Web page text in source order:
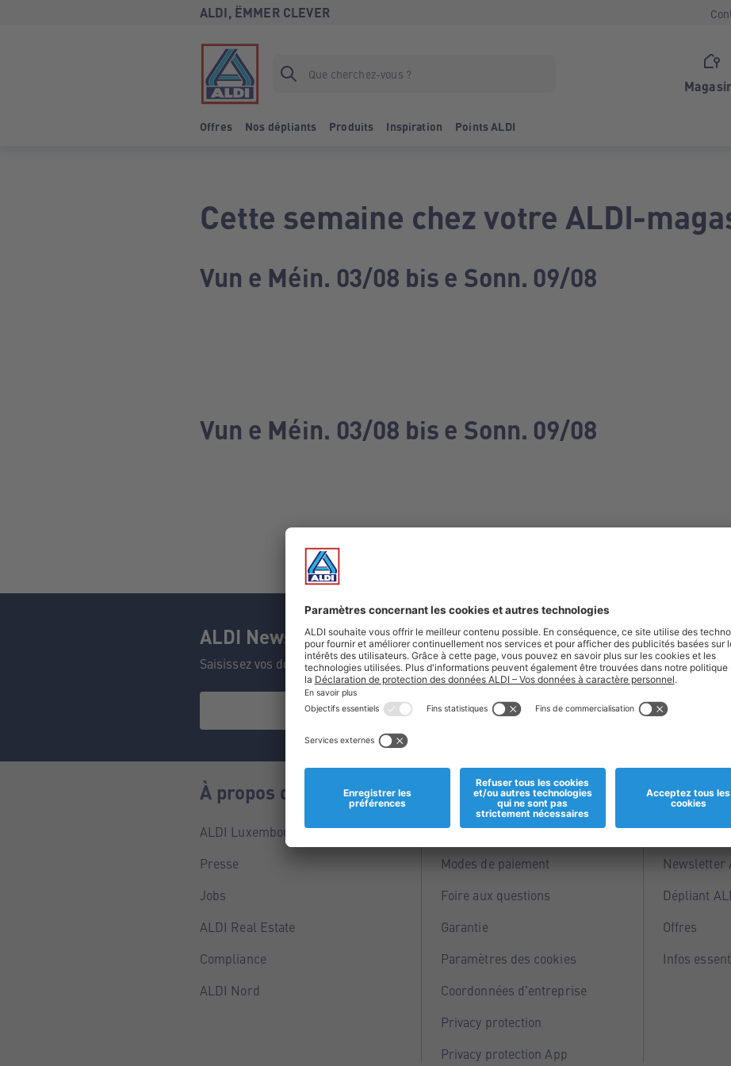
ALDI, ËMMER CLEVER
Offres Nos dépliants Produits Inspiration Points ALDI
Cette semaine chez votre ALDI-
Vun e Méin. 03/08 bis e Sonn. 09/08
Vun e Méin. 03/08 bis e Sonn. 09/08
ALDI Newsletter
Saisissez vos données et ne manquez aucune de nos offres.
À propos de nous
ALDI Luxembourg
Presse
Jobs
ALDI Real Estate
Compliance
ALDI Nord
Informations
Magasins
Modes de paiement
Foire aux questions
Garantie
Paramètres des cookies
Coordonnées d'entreprise
Privacy protection
Privacy protection App
Service
Points ALDI
Newsletter
Dépliant
Offres
Infos